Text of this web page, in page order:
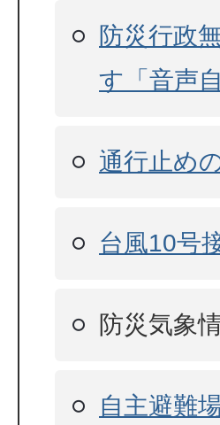
防災行政
す「音声
通行止め
台風10号
防災気象
自主避難